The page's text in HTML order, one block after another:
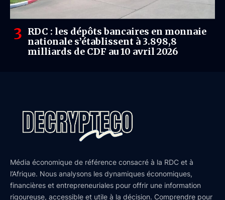
RDC : les dépôts bancaires en monnaie
nationale s’établissent à 3.898,8
milliards de CDF au 10 avril 2026
Média économique de référence consacré à la RDC et à
l’Afrique. Nous analysons les dynamiques économiques,
financières et entrepreneuriales pour offrir une information
rigoureuse, accessible et utile à la décision. Comprendre pour